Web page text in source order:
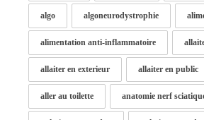
algo algoneurodystrophie
alimentation anti-inflammatoire
allaiter en exterieur allaiter en public
aller au toilette anatomie nerf